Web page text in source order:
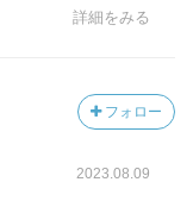
詳細をみる
フォロー
2023.08.09